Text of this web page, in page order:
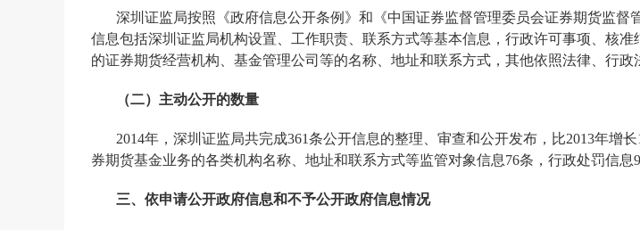
深圳证监局按照《政府信息公开条例》和《中国证券监督管理委员会证券期货监
信息包括深圳证监局机构设置、工作职责、联系方式等基本信息，行政许可事项、核
的证券期货经营机构、基金管理公司等的名称、地址和联系方式，其他依照法律、行政
（二）主动公开的数量
2014年，深圳证监局共完成361条公开信息的整理、审查和公开发布，比2013年增长
券期货基金业务的各类机构名称、地址和联系方式等监管对象信息76条，行政处罚信息9
三、依申请公开政府信息和不予公开政府信息情况